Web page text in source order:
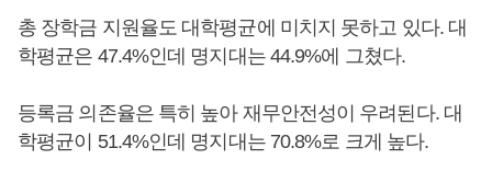
총 장학금 지원율도 대학평균에 미치지 못하고 있다. 대
학평균은 47.4%인데 명지대는 44.9%에 그쳤다.
등록금 의존율은 특히 높아 재무안전성이 우려된다. 대
학평균이 51.4%인데 명지대는 70.8%로 크게 높다.